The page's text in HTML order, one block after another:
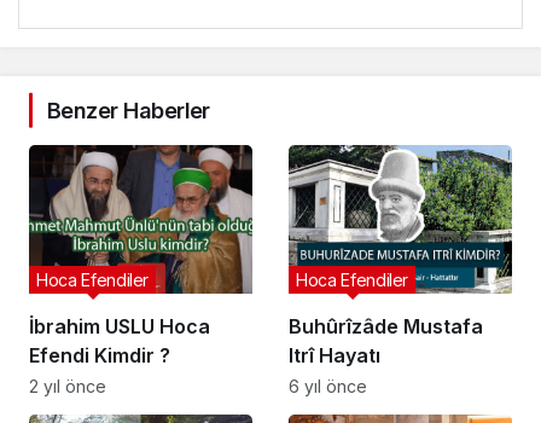
Benzer Haberler
İbrahim USLU Hoca
Efendi Kimdir ?
Hoca Efendiler
2 yıl önce
Buhûrîzâde Mustafa
Itrî Hayatı
Hoca Efendiler
6 yıl önce